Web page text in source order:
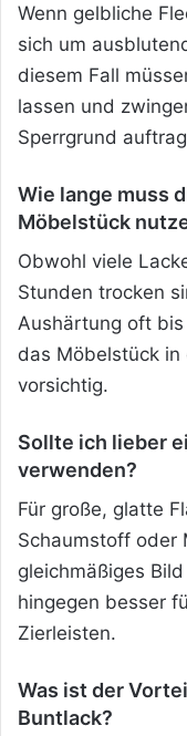
Wenn gelbliche
sich um
diesem Fall
lassen und
Sperrgrund
Wie lange muss
Möbelstück
Obwohl viele
Stunden trocken
Aushärtung oft bis
das Möbelstück in
vorsichtig.
Sollte ich lieber
verwenden?
Für große, glatte
Schaumstoff oder
gleichmäßiges
hingegen besser
Zierleisten.
Was ist der
Buntlack?